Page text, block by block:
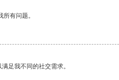
有问题。
足我不同的社交需求。